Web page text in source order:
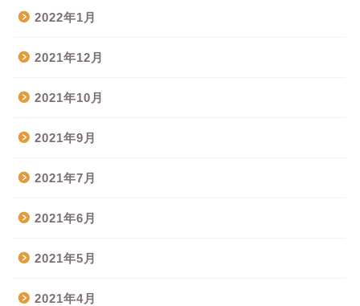
2022年1月
2021年12月
2021年10月
2021年9月
2021年7月
2021年6月
2021年5月
2021年4月